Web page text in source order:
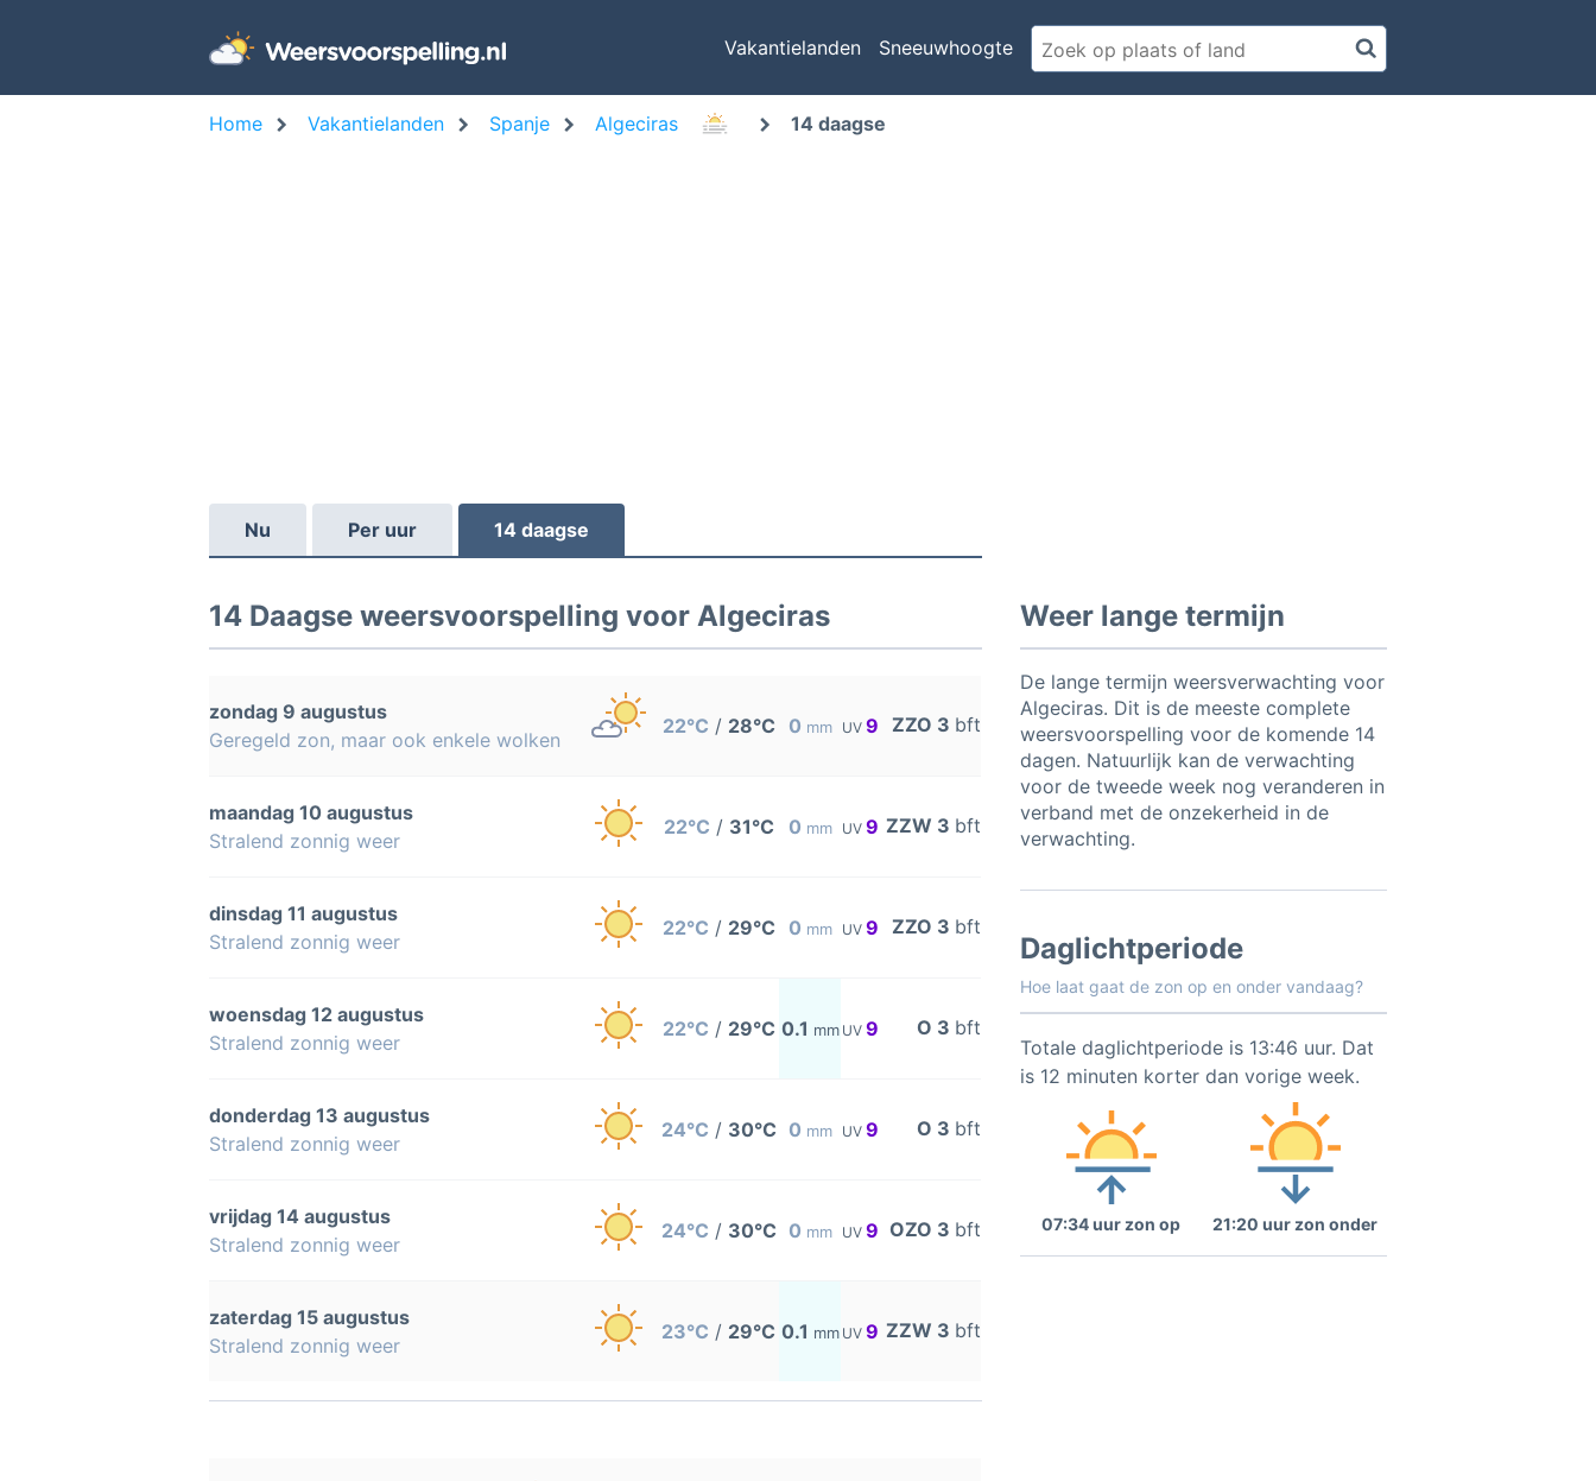
Vakantielanden Sneeuwhoogte
Home Vakantielanden Spanje Algeciras 14 daagse
Nu Per uur 14 daagse
14 Daagse weersvoorspelling voor Algeciras
zondag 9 augustus
Geregeld zon, maar ook enkele wolken
22°C / 28°C 0 mm UV 9 ZZO 3 bft
maandag 10 augustus
Stralend zonnig weer
22°C / 31°C 0 mm UV 9 ZZW 3 bft
dinsdag 11 augustus
Stralend zonnig weer
22°C / 29°C 0 mm UV 9 ZZO 3 bft
woensdag 12 augustus
Stralend zonnig weer
22°C / 29°C 0.1 mm UV 9 O 3 bft
donderdag 13 augustus
Stralend zonnig weer
24°C / 30°C 0 mm UV 9 O 3 bft
vrijdag 14 augustus
Stralend zonnig weer
24°C / 30°C 0 mm UV 9 OZO 3 bft
zaterdag 15 augustus
Stralend zonnig weer
23°C / 29°C 0.1 mm UV 9 ZZW 3 bft
Weer lange termijn
De lange termijn weersverwachting voor
Algeciras. Dit is de meeste complete
weersvoorspelling voor de komende 14
dagen. Natuurlijk kan de verwachting
voor de tweede week nog veranderen in
verband met de onzekerheid in de
verwachting.
Daglichtperiode
Hoe laat gaat de zon op en onder vandaag?
Totale daglichtperiode is 13:46 uur. Dat
is 12 minuten korter dan vorige week.
07:34 uur zon op 21:20 uur zon onder